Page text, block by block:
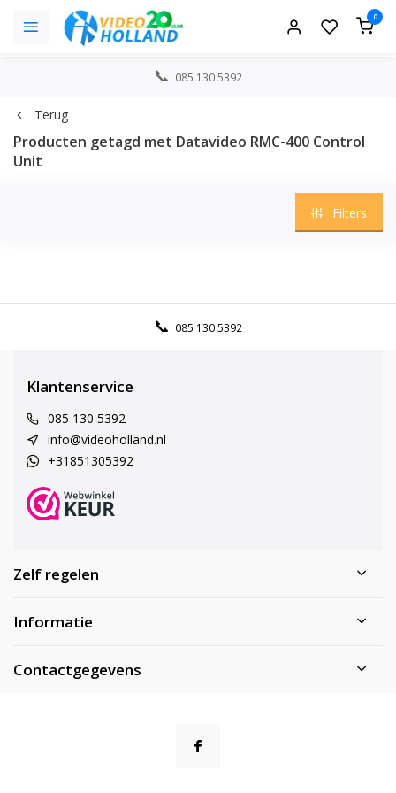
0
085 130 5392
Terug
Producten getagd met Datavideo RMC-400 Control
Unit
Filters
085 130 5392
Klantenservice
085 130 5392
info@videoholland.nl
+31851305392
Zelf regelen
Informatie
Contactgegevens